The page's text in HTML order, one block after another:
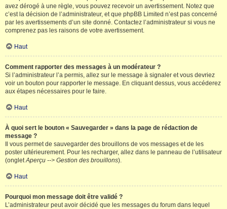
avez dérogé à une règle, vous pouvez recevoir un avertissement. Notez que
c’est la décision de l’administrateur, et que phpBB Limited n’est pas concerné
par les avertissements d’un site donné. Contactez l’administrateur si vous ne
comprenez pas les raisons de votre avertissement.
Haut
Comment rapporter des messages à un modérateur ?
Si l’administrateur l’a permis, allez sur le message à signaler et vous devriez
voir un bouton pour rapporter le message. En cliquant dessus, vous accéderez
aux étapes nécessaires pour le faire.
Haut
À quoi sert le bouton « Sauvegarder » dans la page de rédaction de
message ?
Il vous permet de sauvegarder des brouillons de vos messages et de les
poster ultérieurement. Pour les recharger, allez dans le panneau de l’utilisateur
(ongletAperçu --> Gestion des brouillons).
Haut
Pourquoi mon message doit être validé ?
L’administrateur peut avoir décidé que les messages du forum dans lequel